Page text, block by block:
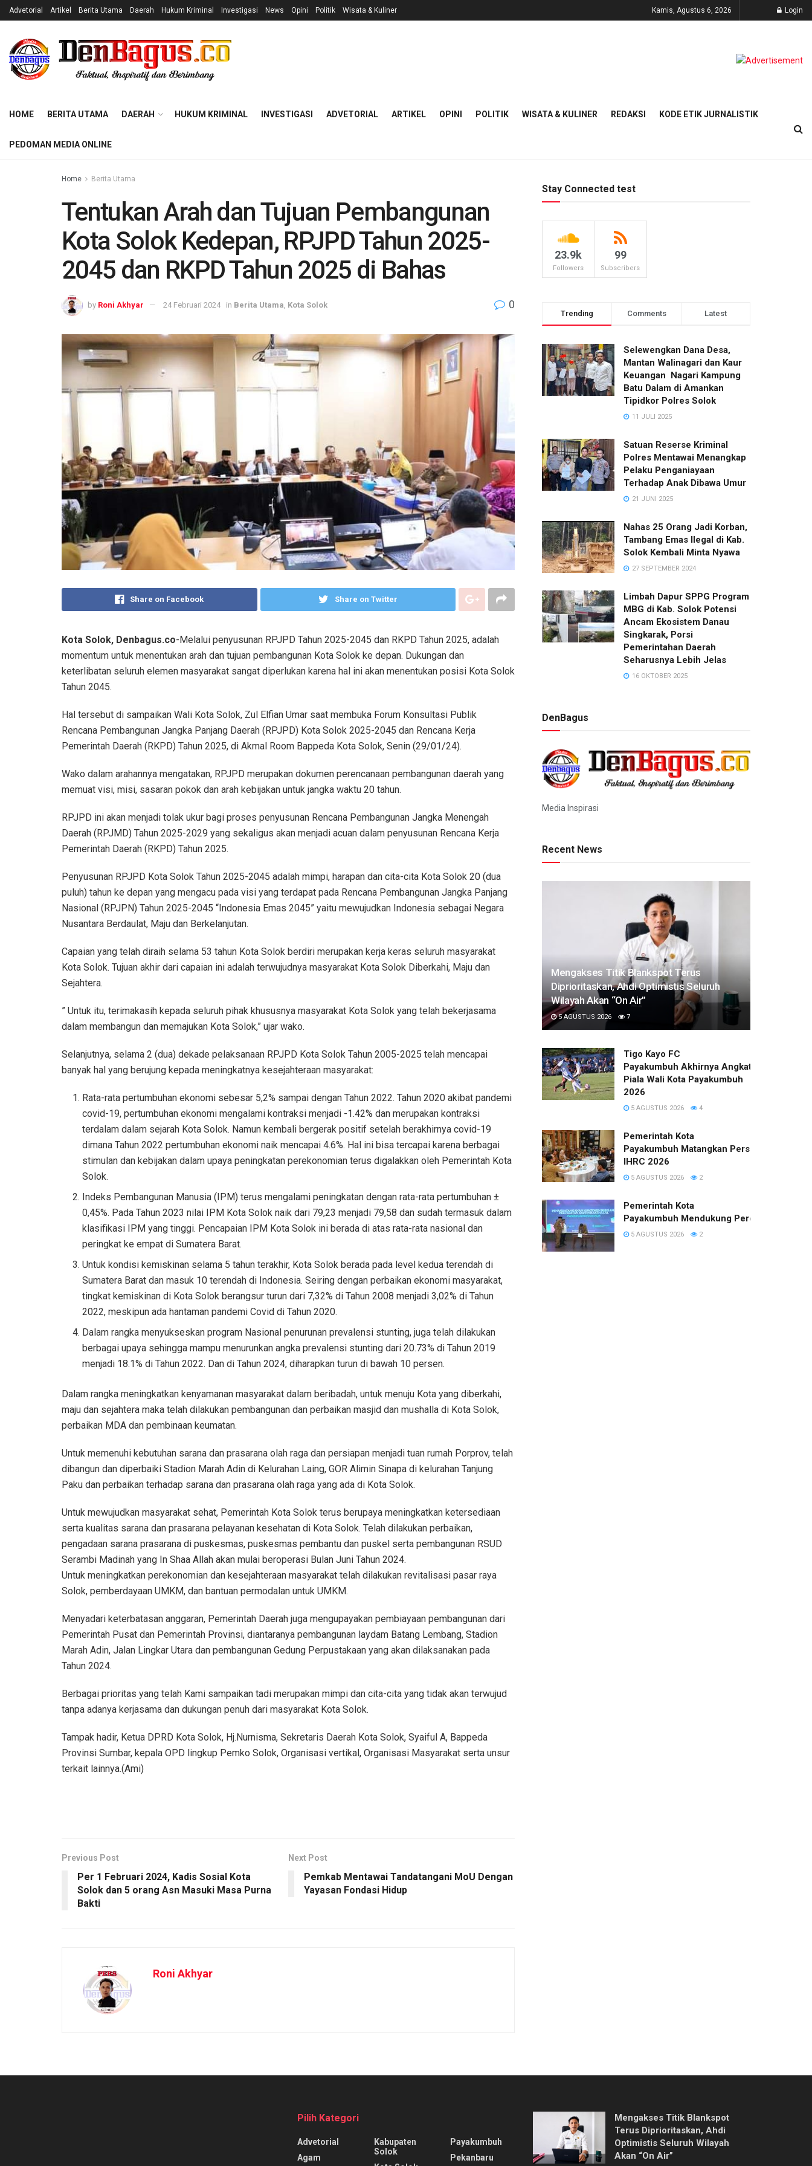
Advetorial Artikel Berita Utama Daerah Hukum Kriminal Investigasi News Opini Politik Wisata & Kuliner Kamis, Agustus 6, 2026 Login
HOME BERITA UTAMA DAERAH HUKUM KRIMINAL INVESTIGASI ADVETORIAL ARTIKEL OPINI POLITIK WISATA & KULINER REDAKSI KODE ETIK JURNALISTIK
PEDOMAN MEDIA ONLINE
Home Berita Utama
Tentukan Arah dan Tujuan Pembangunan
Kota Solok Kedepan, RPJPD Tahun 2025-
2045 dan RKPD Tahun 2025 di Bahas
by Roni Akhyar 24 Februari 2024 in Berita Utama Kota Solok 0
Share on Facebook Share on Twitter
Kota Solok, Denbagus.co-Melalui penyusunan RPJPD Tahun 2025-2045 dan RKPD Tahun 2025, adalah
momentum untuk menentukan arah dan tujuan pembangunan Kota Solok ke depan. Dukungan dan
keterlibatan seluruh elemen masyarakat sangat diperlukan karena hal ini akan menentukan posisi Kota Solok
Tahun 2045.
Hal tersebut di sampaikan Wali Kota Solok, Zul Elfian Umar saat membuka Forum Konsultasi Publik
Rencana Pembangunan Jangka Panjang Daerah (RPJPD) Kota Solok 2025-2045 dan Rencana Kerja
Pemerintah Daerah (RKPD) Tahun 2025, di Akmal Room Bappeda Kota Solok, Senin (29/01/24).
Wako dalam arahannya mengatakan, RPJPD merupakan dokumen perencanaan pembangunan daerah yang
memuat visi, misi, sasaran pokok dan arah kebijakan untuk jangka waktu 20 tahun.
RPJPD ini akan menjadi tolak ukur bagi proses penyusunan Rencana Pembangunan Jangka Menengah
Daerah (RPJMD) Tahun 2025-2029 yang sekaligus akan menjadi acuan dalam penyusunan Rencana Kerja
Pemerintah Daerah (RKPD) Tahun 2025.
Penyusunan RPJPD Kota Solok Tahun 2025-2045 adalah mimpi, harapan dan cita-cita Kota Solok 20 (dua
puluh) tahun ke depan yang mengacu pada visi yang terdapat pada Rencana Pembangunan Jangka Panjang
Nasional (RPJPN) Tahun 2025-2045 “Indonesia Emas 2045” yaitu mewujudkan Indonesia sebagai Negara
Nusantara Berdaulat, Maju dan Berkelanjutan.
Capaian yang telah diraih selama 53 tahun Kota Solok berdiri merupakan kerja keras seluruh masyarakat
Kota Solok. Tujuan akhir dari capaian ini adalah terwujudnya masyarakat Kota Solok Diberkahi, Maju dan
Sejahtera.
” Untuk itu, terimakasih kepada seluruh pihak khususnya masyarakat Kota Solok yang telah bekerjasama
dalam membangun dan memajukan Kota Solok,” ujar wako.
Selanjutnya, selama 2 (dua) dekade pelaksanaan RPJPD Kota Solok Tahun 2005-2025 telah mencapai
banyak hal yang berujung kepada meningkatnya kesejahteraan masyarakat:
Rata-rata pertumbuhan ekonomi sebesar 5,2% sampai dengan Tahun 2022. Tahun 2020 akibat pandemi
covid-19, pertumbuhan ekonomi mengalami kontraksi menjadi -1.42% dan merupakan kontraksi
terdalam dalam sejarah Kota Solok. Namun kembali bergerak positif setelah berakhirnya covid-19
dimana Tahun 2022 pertumbuhan ekonomi naik mencapai 4.6%. Hal ini bisa tercapai karena berbagai
stimulan dan kebijakan dalam upaya peningkatan perekonomian terus digalakkan oleh Pemerintah Kota
Solok.
Indeks Pembangunan Manusia (IPM) terus mengalami peningkatan dengan rata-rata pertumbuhan ±
0,45%. Pada Tahun 2023 nilai IPM Kota Solok naik dari 79,23 menjadi 79,58 dan sudah termasuk dalam
klasifikasi IPM yang tinggi. Pencapaian IPM Kota Solok ini berada di atas rata-rata nasional dan
peringkat ke empat di Sumatera Barat.
Untuk kondisi kemiskinan selama 5 tahun terakhir, Kota Solok berada pada level kedua terendah di
Sumatera Barat dan masuk 10 terendah di Indonesia. Seiring dengan perbaikan ekonomi masyarakat,
tingkat kemiskinan di Kota Solok berangsur turun dari 7,32% di Tahun 2008 menjadi 3,02% di Tahun
2022, meskipun ada hantaman pandemi Covid di Tahun 2020.
Dalam rangka menyukseskan program Nasional penurunan prevalensi stunting, juga telah dilakukan
berbagai upaya sehingga mampu menurunkan angka prevalensi stunting dari 20.73% di Tahun 2019
menjadi 18.1% di Tahun 2022. Dan di Tahun 2024, diharapkan turun di bawah 10 persen.
Dalam rangka meningkatkan kenyamanan masyarakat dalam beribadah, untuk menuju Kota yang diberkahi,
maju dan sejahtera maka telah dilakukan pembangunan dan perbaikan masjid dan mushalla di Kota Solok,
perbaikan MDA dan pembinaan keumatan.
Untuk memenuhi kebutuhan sarana dan prasarana olah raga dan persiapan menjadi tuan rumah Porprov, telah
dibangun dan diperbaiki Stadion Marah Adin di Kelurahan Laing, GOR Alimin Sinapa di kelurahan Tanjung
Paku dan perbaikan terhadap sarana dan prasarana olah raga yang ada di Kota Solok.
Untuk mewujudkan masyarakat sehat, Pemerintah Kota Solok terus berupaya meningkatkan ketersediaan
serta kualitas sarana dan prasarana pelayanan kesehatan di Kota Solok. Telah dilakukan perbaikan,
pengadaan sarana prasarana di puskesmas, puskesmas pembantu dan puskel serta pembangunan RSUD
Serambi Madinah yang In Shaa Allah akan mulai beroperasi Bulan Juni Tahun 2024.
Untuk meningkatkan perekonomian dan kesejahteraan masyarakat telah dilakukan revitalisasi pasar raya
Solok, pemberdayaan UMKM, dan bantuan permodalan untuk UMKM.
Menyadari keterbatasan anggaran, Pemerintah Daerah juga mengupayakan pembiayaan pembangunan dari
Pemerintah Pusat dan Pemerintah Provinsi, diantaranya pembangunan laydam Batang Lembang, Stadion
Marah Adin, Jalan Lingkar Utara dan pembangunan Gedung Perpustakaan yang akan dilaksanakan pada
Tahun 2024.
Berbagai prioritas yang telah Kami sampaikan tadi merupakan mimpi dan cita-cita yang tidak akan terwujud
tanpa adanya kerjasama dan dukungan penuh dari masyarakat Kota Solok.
Tampak hadir, Ketua DPRD Kota Solok, Hj.Nurnisma, Sekretaris Daerah Kota Solok, Syaiful A, Bappeda
Provinsi Sumbar, kepala OPD lingkup Pemko Solok, Organisasi vertikal, Organisasi Masyarakat serta unsur
terkait lainnya.(Ami)
Previous Post
Per 1 Februari 2024, Kadis Sosial Kota
Solok dan 5 orang Asn Masuki Masa Purna
Bakti
Next Post
Pemkab Mentawai Tandatangani MoU Dengan
Yayasan Fondasi Hidup
Roni Akhyar
Stay Connected test
23.9k
Followers
99
Subscribers
Trending Comments Latest
Selewengkan Dana Desa,
Mantan Walinagari dan Kaur
Keuangan Nagari Kampung
Batu Dalam di Amankan
Tipidkor Polres Solok
11 JULI 2025
Satuan Reserse Kriminal
Polres Mentawai Menangkap
Pelaku Penganiayaan
Terhadap Anak Dibawa Umur
21 JUNI 2025
Nahas 25 Orang Jadi Korban,
Tambang Emas Ilegal di Kab.
Solok Kembali Minta Nyawa
27 SEPTEMBER 2024
Limbah Dapur SPPG Program
MBG di Kab. Solok Potensi
Ancam Ekosistem Danau
Singkarak, Porsi
Pemerintahan Daerah
Seharusnya Lebih Jelas
16 OKTOBER 2025
DenBagus
Media Inspirasi
Recent News
Mengakses Titik Blankspot Terus
Diprioritaskan, Ahdi Optimistis Seluruh
Wilayah Akan “On Air”
5 AGUSTUS 2026 7
Tigo Kayo FC
Payakumbuh Akhirnya Angkat Trofi
Piala Wali Kota Payakumbuh
2026
5 AGUSTUS 2026 4
Pemerintah Kota
Payakumbuh Matangkan Persiapan
IHRC 2026
5 AGUSTUS 2026 2
Pemerintah Kota
Payakumbuh Mendukung Percepatan
5 AGUSTUS 2026 2
Pilih Kategori
Advetorial
Agam
Kabupaten
Solok
Payakumbuh
Pekanbaru
Mengakses Titik Blankspot
Terus Diprioritaskan, Ahdi
Optimistis Seluruh Wilayah
Akan “On Air”